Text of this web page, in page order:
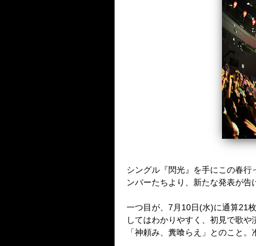
シングル『閃光』を手にこの春
ンバーたちより、新たな発表が告
一つ目が、7月10日(水)に通算21
してはわかりやすく、初見で歌
「神頼み、糞喰らえ」とのこと